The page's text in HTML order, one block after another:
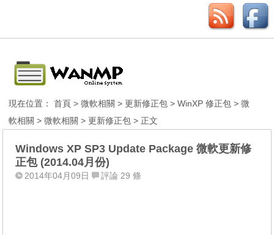
現在位置：首頁 >微軟相關 >更新修正包 >WinXP 修正包 >微
軟相關 >微軟相關 >更新修正包 > 正文
Windows XP SP3 Update Package 微軟更新修
正包 (2014.04月份)
2014年04月09日 評論 29 條